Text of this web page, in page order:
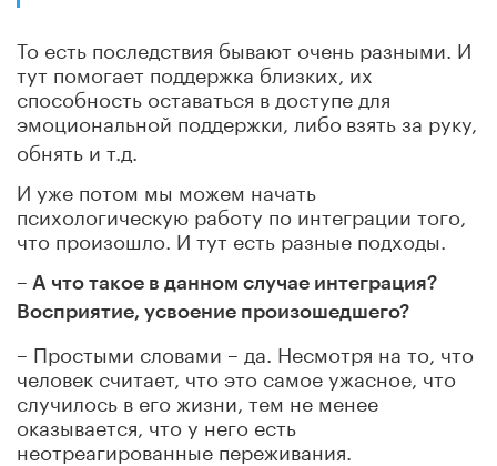
То есть последствия бывают очень разными. И
тут помогает поддержка близких, их
способность оставаться в доступе для
эмоциональной поддержки, либовзять за руку,
обнять и т.д.
И уже потом мы можем начать
психологическую работу по интеграции того,
что произошло. И тут есть разные подходы.
– А что такое в данном случае интеграция?
Восприятие, усвоение произошедшего?
– Простыми словами – да. Несмотря на то, что
человек считает, что это самое ужасное, что
случилось в его жизни, тем не менее
оказывается, что у него есть
неотреагированные переживания.